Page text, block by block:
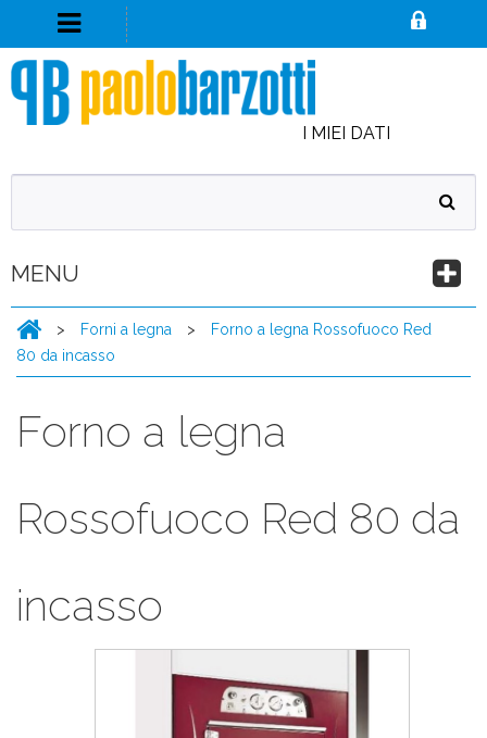
I MIEI DATI
MENU
> Forni a legna >
Forno a legna Rossofuoco Red
80 da incasso
Forno a legna
Rossofuoco Red 80 da
incasso